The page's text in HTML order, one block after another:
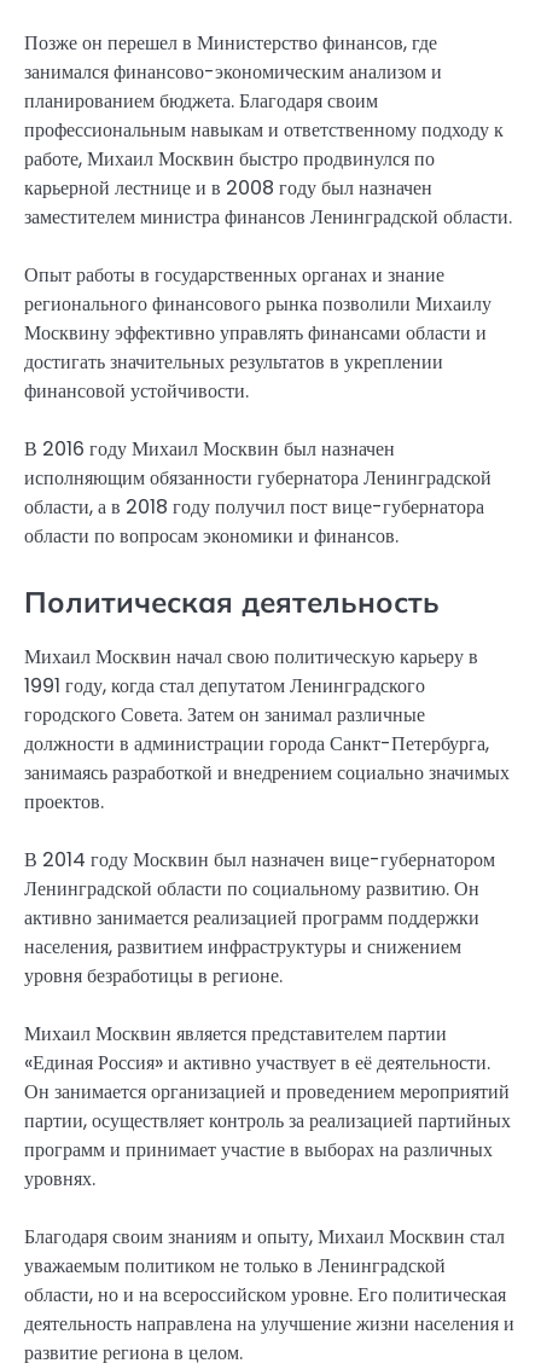
Позже он перешел в Министерство финансов, где
занимался финансово-экономическим анализом и
планированием бюджета. Благодаря своим
профессиональным навыкам и ответственному подходу к
работе, Михаил Москвин быстро продвинулся по
карьерной лестнице и в 2008 году был назначен
заместителем министра финансов Ленинградской области.
Опыт работы в государственных органах и знание
регионального финансового рынка позволили Михаилу
Москвину эффективно управлять финансами области и
достигать значительных результатов в укреплении
финансовой устойчивости.
В 2016 году Михаил Москвин был назначен
исполняющим обязанности губернатора Ленинградской
области, а в 2018 году получил пост вице-губернатора
области по вопросам экономики и финансов.
Политическая деятельность
Михаил Москвин начал свою политическую карьеру в
1991 году, когда стал депутатом Ленинградского
городского Совета. Затем он занимал различные
должности в администрации города Санкт-Петербурга,
занимаясь разработкой и внедрением социально значимых
проектов.
В 2014 году Москвин был назначен вице-губернатором
Ленинградской области по социальному развитию. Он
активно занимается реализацией программ поддержки
населения, развитием инфраструктуры и снижением
уровня безработицы в регионе.
Михаил Москвин является представителем партии
«Единая Россия» и активно участвует в её деятельности.
Он занимается организацией и проведением мероприятий
партии, осуществляет контроль за реализацией партийных
программ и принимает участие в выборах на различных
уровнях.
Благодаря своим знаниям и опыту, Михаил Москвин стал
уважаемым политиком не только в Ленинградской
области, но и на всероссийском уровне. Его политическая
деятельность направлена на улучшение жизни населения и
развитие региона в целом.